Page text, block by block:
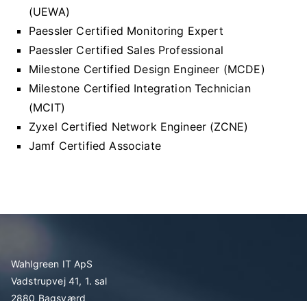
(UEWA)
Paessler Certified Monitoring Expert
Paessler Certified Sales Professional
Milestone Certified Design Engineer (MCDE)
Milestone Certified Integration Technician
(MCIT)
Zyxel Certified Network Engineer (ZCNE)
Jamf Certified Associate
Wahlgreen IT ApS
Vadstrupvej 41, 1. sal
2880 Bagsværd